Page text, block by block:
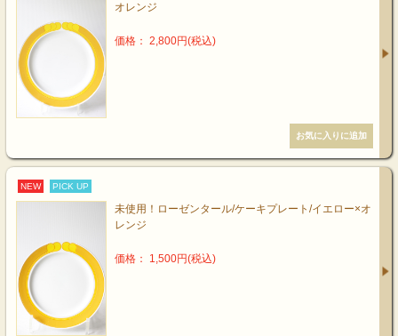
オレンジ
価格： 2,800円(税込)
NEW PICK UP
未使用！ローゼンタール/ケーキプレート/イエロー×オ
レンジ
価格： 1,500円(税込)